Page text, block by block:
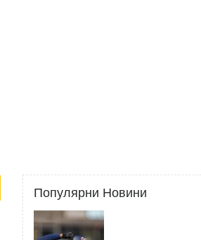
Популярни Новини